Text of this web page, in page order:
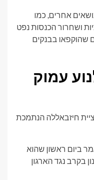
אחרים, כמו
ושחרור הכנסות נפט
שהוקפאו בבנקים
עמוק
חיזבאללה הנתמכת
ביום ראשון שהוא
בקרב נגד הארגון